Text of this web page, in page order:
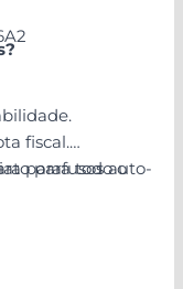
parafusos auto-
fiscal.
para todo o